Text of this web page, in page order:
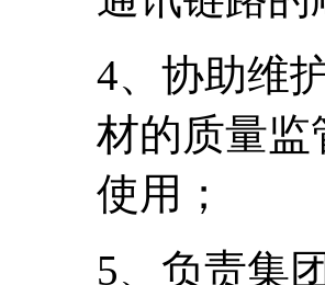
4、协助维
材的质量监
使用；
5、负责集